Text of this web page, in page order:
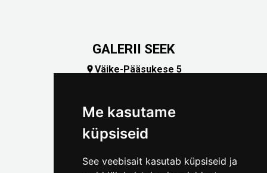
Me kasutame
küpsiseid
See veebisait kasutab küpsiseid ja
GALERII SEEK
Väike-Pääsukese 5